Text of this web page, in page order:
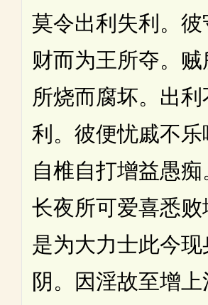
莫令出利失利。彼
财而为王所夺。贼
所烧而腐坏。出利
利。彼便忧戚不乐
自椎自打增益愚痴
长夜所可爱喜悉败
是为大力士此今现
阴。因淫故至增上